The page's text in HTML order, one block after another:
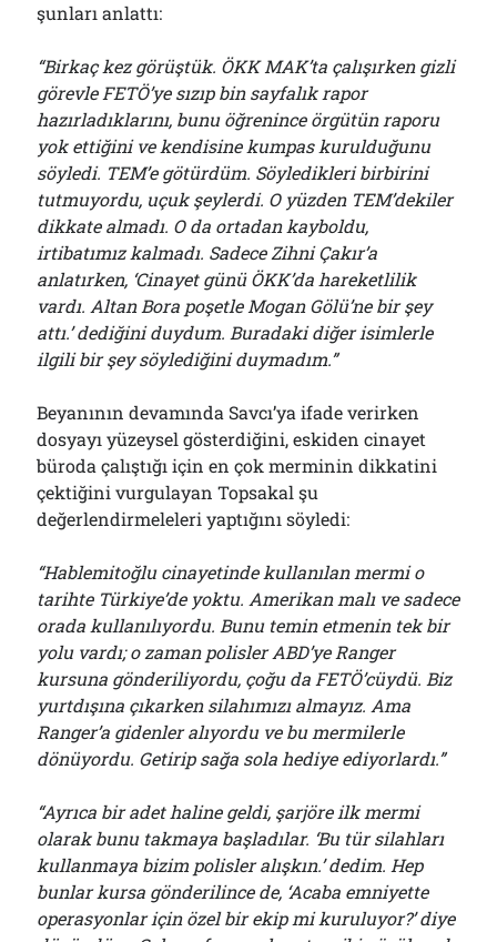
şunları anlattı:
“Birkaç kez görüştük. ÖKK MAK’ta çalışırken gizli
görevle FETÖ’ye sızıp bin sayfalık rapor
hazırladıklarını, bunu öğrenince örgütün raporu
yok ettiğini ve kendisine kumpas kurulduğunu
söyledi. TEM’e götürdüm. Söyledikleri birbirini
tutmuyordu, uçuk şeylerdi. O yüzden TEM’dekiler
dikkate almadı. O da ortadan kayboldu,
irtibatımız kalmadı. Sadece Zihni Çakır’a
anlatırken, ‘Cinayet günü ÖKK’da hareketlilik
vardı. Altan Bora poşetle Mogan Gölü’ne bir şey
attı.’ dediğini duydum. Buradaki diğer isimlerle
ilgili bir şey söylediğini duymadım.”
Beyanının devamında Savcı’ya ifade verirken
dosyayı yüzeysel gösterdiğini, eskiden cinayet
büroda çalıştığı için en çok merminin dikkatini
çektiğini vurgulayan Topsakal şu
değerlendirmeleleri yaptığını söyledi:
“Hablemitoğlu cinayetinde kullanılan mermi o
tarihte Türkiye’de yoktu. Amerikan malı ve sadece
orada kullanılıyordu. Bunu temin etmenin tek bir
yolu vardı; o zaman polisler ABD’ye Ranger
kursuna gönderiliyordu, çoğu da FETÖ’cüydü. Biz
yurtdışına çıkarken silahımızı almayız. Ama
Ranger’a gidenler alıyordu ve bu mermilerle
dönüyordu. Getirip sağa sola hediye ediyorlardı.”
“Ayrıca bir adet haline geldi, şarjöre ilk mermi
olarak bunu takmaya başladılar. ‘Bu tür silahları
kullanmaya bizim polisler alışkın.’ dedim. Hep
bunlar kursa gönderilince de, ‘Acaba emniyette
operasyonlar için özel bir ekip mi kuruluyor?’ diye